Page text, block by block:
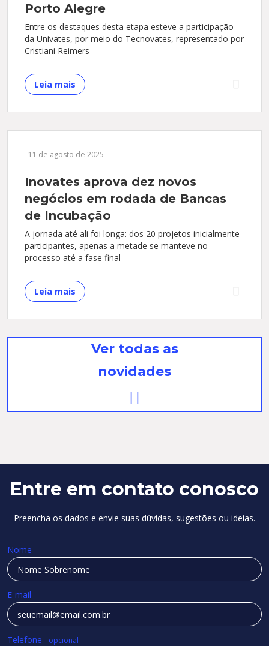
Porto Alegre
Entre os destaques desta etapa esteve a participação
da Univates, por meio do Tecnovates, representado por
Cristiani Reimers
Leia mais
11 de agosto de 2025
Inovates aprova dez novos
negócios em rodada de Bancas
de Incubação
A jornada até ali foi longa: dos 20 projetos inicialmente
participantes, apenas a metade se manteve no
processo até a fase final
Leia mais
Ver todas as
novidades
Entre em contato conosco
Preencha os dados e envie suas dúvidas, sugestões ou ideias.
Nome
E-mail
Telefone - opcional